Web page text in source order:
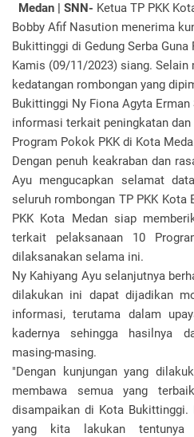
Medan | SNN- Ketua TP PKK
Bobby Afif Nasution menerima
Bukittinggi di Gedung Serba Guna
Kamis (09/11/2023) siang.
kedatangan rombongan yang
Bukittinggi Ny Fiona Agyta
informasi terkait peningkatan
Program Pokok PKK di Kota
Dengan penuh keakraban dan
Ayu mengucapkan selamat
seluruh rombongan TP PKK Kota
PKK Kota Medan siap
terkait pelaksanaan 10
dilaksanakan selama ini.
Ny Kahiyang Ayu selanjutnya
dilakukan ini dapat dijadikan
informasi, terutama dalam
kadernya sehingga hasilnya
masing-masing.
"Dengan kunjungan yang
membawa semua yang
disampaikan di Kota
yang kita lakukan tentunya